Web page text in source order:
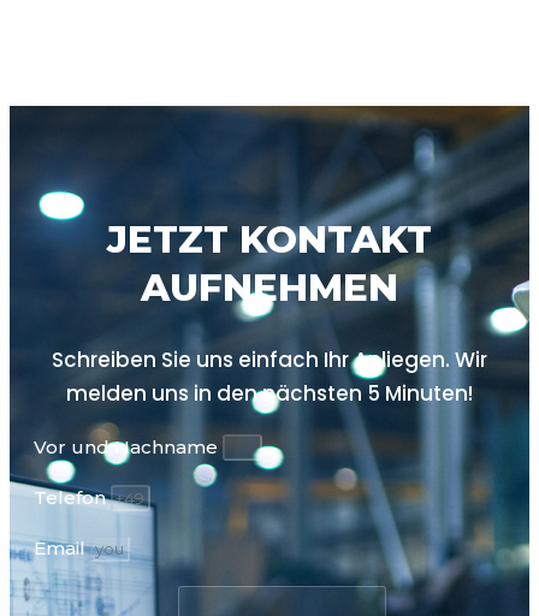
JETZT KONTAKT
AUFNEHMEN
Schreiben Sie uns einfach Ihr Anliegen. Wir
melden uns in den nächsten 5 Minuten!
Vor und Nachname
Telefon
Email